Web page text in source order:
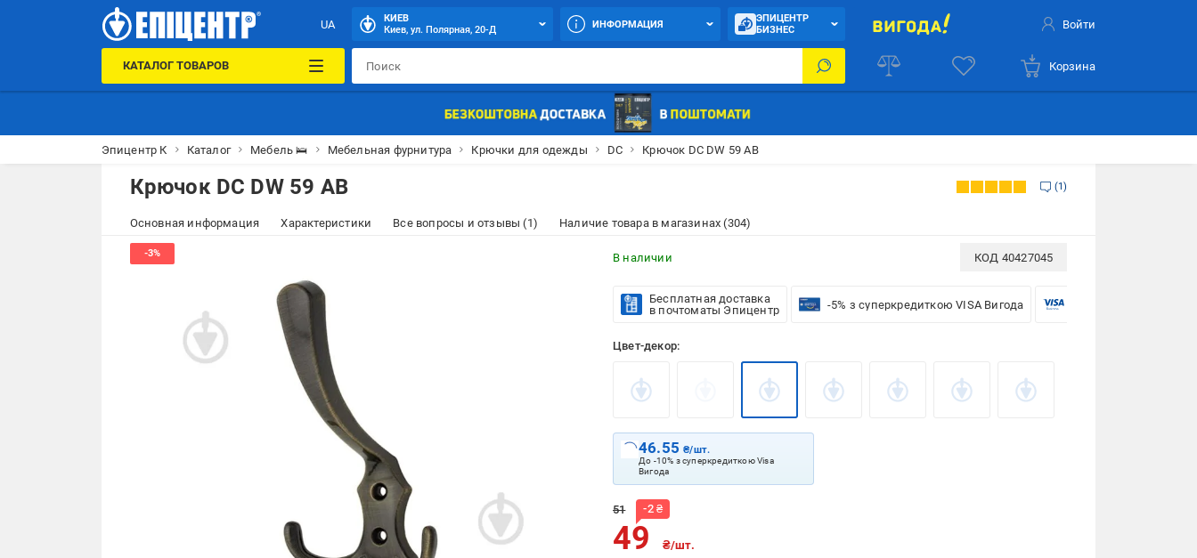
UA
КИЕВ
Киев, ул. Полярная, 20-Д
ИНФОРМАЦИЯ
ЭПИЦЕНТР
БИЗНЕС
Войти
КАТАЛОГ ТОВАРОВ Корзина
Эпицентр К Каталог Мебель 🛌 Мебельная фурнитура Крючки для одежды DC Крючок DC DW 59 AB
Крючок DC DW 59 AB 1
Основная информация Характеристики Все вопросы и отзывы (1) Наличие товара в магазинах (304)
В наличии КОД 40427045
Бесплатная доставка
в почтоматы Эпицентр
-5% з суперкредиткою VISA Вигода
Цвет-декор:
46.55₴/шт.
До -10% з суперкредиткою Visa
Вигода
51 -2₴
49 ₴/шт.